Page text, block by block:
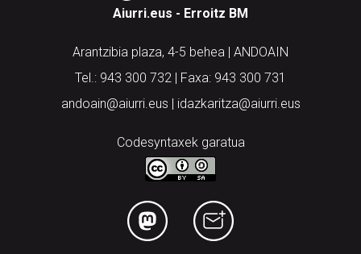
Aiurri.eus - Erroitz BM
Arantzibia plaza, 4-5 behea | ANDOAIN
Tel.: 943 300 732 | Faxa: 943 300 731
andoain@aiurri.eus | idazkaritza@aiurri.eus
Codesyntaxek garatua